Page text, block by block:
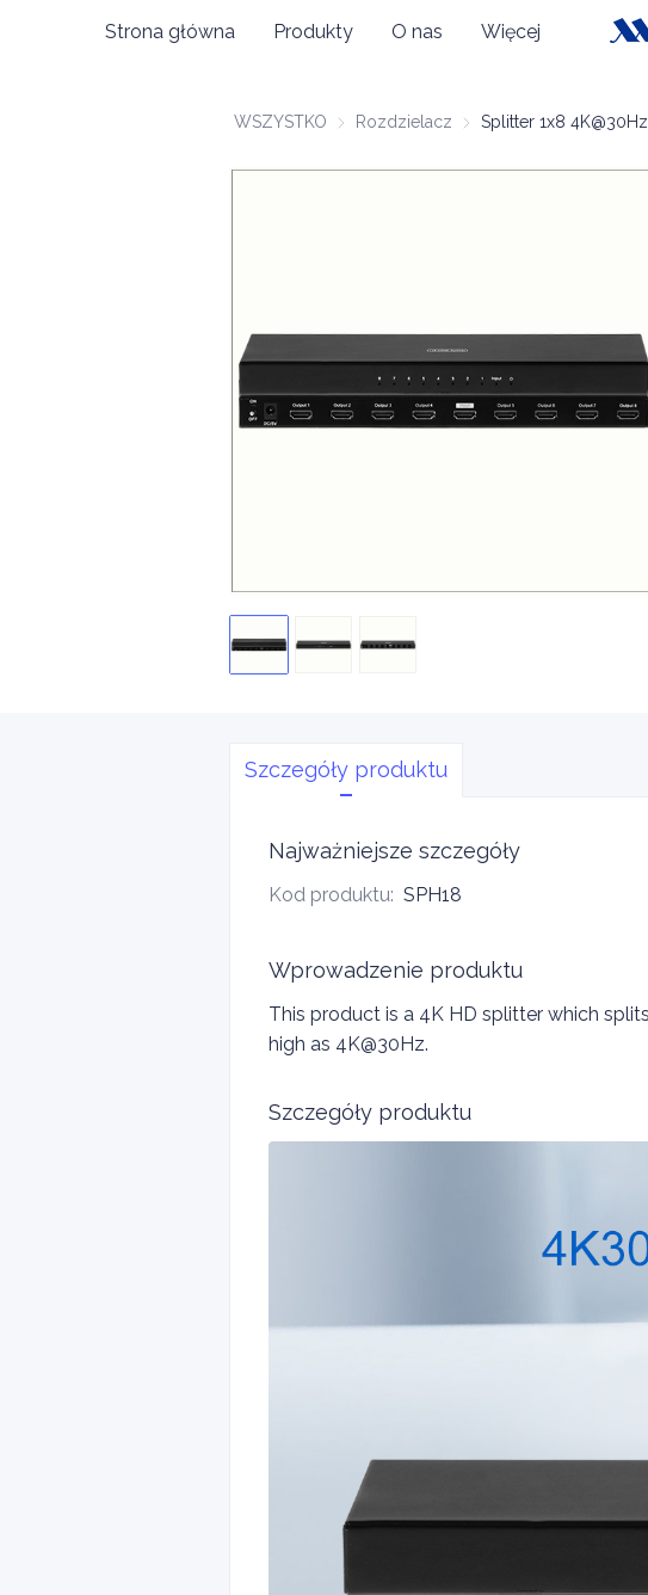
Strona główna Produkty O nas Więcej
WSZYSTKO Rozdzielacz Rozdzielacz
Splitter 1x8 4K@30Hz
Szczegóły produktu
Najważniejsze szczegóły
Kod produktu: SPH18
Wprowadzenie produktu
This product is a 4K HD splitter which
high as 4K@30Hz.
Szczegóły produktu